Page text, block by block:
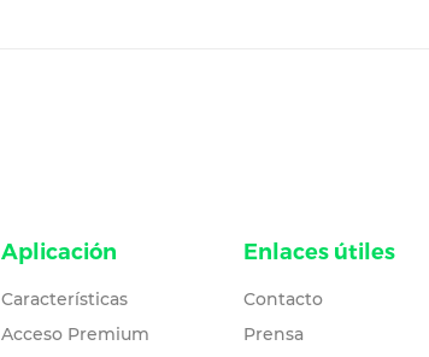
Aplicación
Características
Acceso Premium
Enlaces útiles
Contacto
Prensa